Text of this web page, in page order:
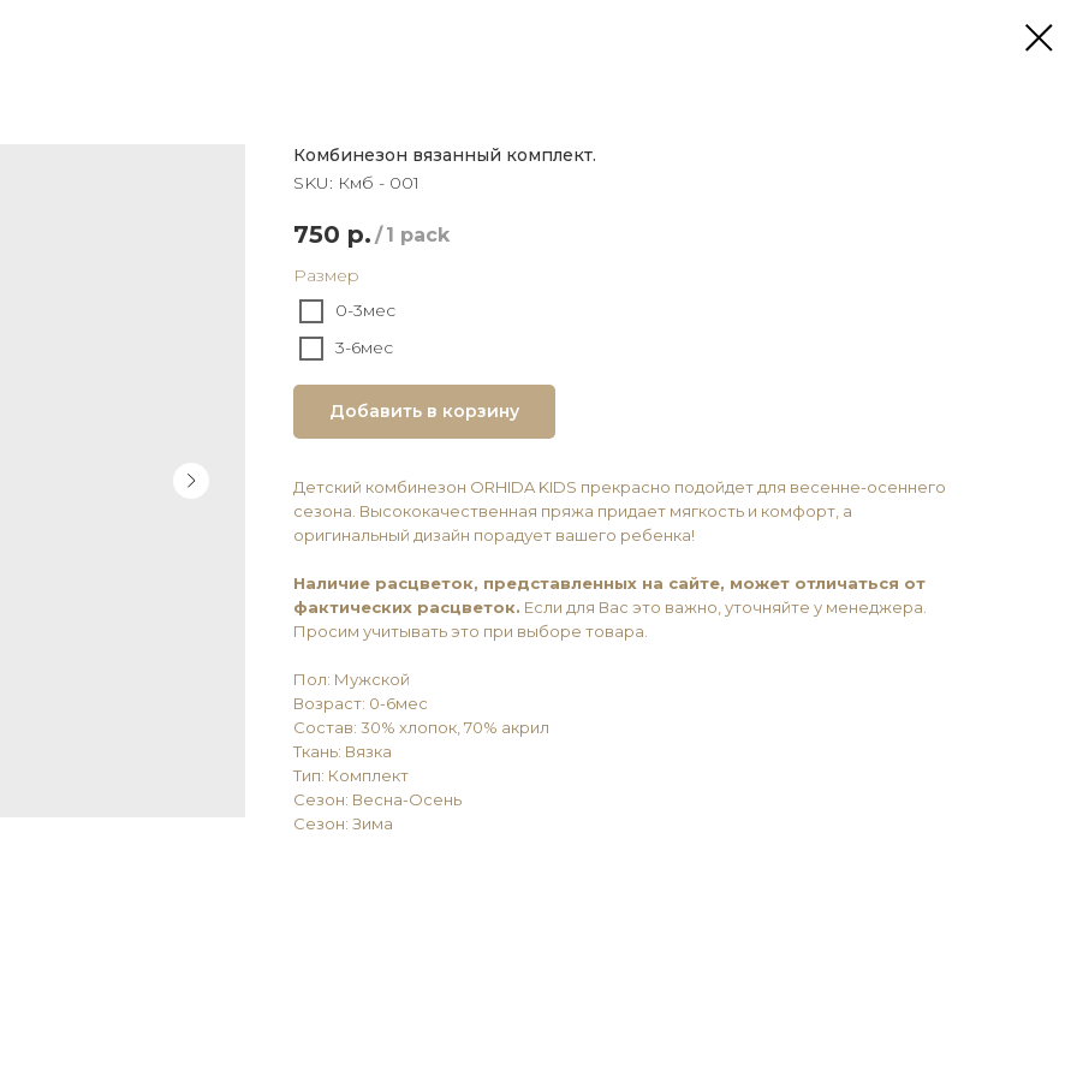
Комбинезон вязанный комплект.
SKU: Кмб - 001
750 р. / 1 pack
Размер
0-3мес
3-6мес
Добавить в корзину
Детский комбинезон ОRHIDA KIDS прекрасно подойдет для весенне-осеннего
сезона. Высококачественная пряжа придает мягкость и комфорт, а
оригинальный дизайн порадует вашего ребенка!
Наличие расцветок, представленных на сайте, может отличаться от
фактических расцветок. Если для Вас это важно, уточняйте у менеджера.
Просим учитывать это при выборе товара.
Пол: Мужской
Возраст: 0-6мес
Состав: 30% хлопок, 70% акрил
Ткань: Вязка
Тип: Комплект
Сезон: Весна-Осень
Сезон: Зима